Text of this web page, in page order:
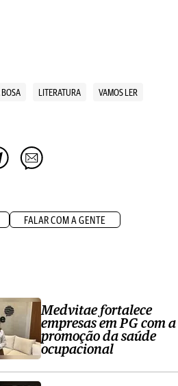
BOSA LITERATURA VAMOS LER
FALAR COM A GENTE
Medvitae fortalece
empresas em PG com a
promoção da saúde
ocupacional